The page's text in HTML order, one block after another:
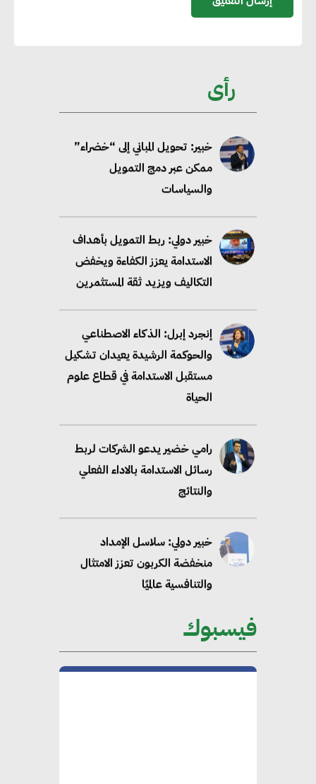
رأى2035
خبير: تحويل المباني إلى “خضراء”
ممكن عبر دمج التمويل
والسياسات
خبير دولي: ربط التمويل بأهداف
الاستدامة يعزز الكفاءة ويخفض
التكاليف ويزيد ثقة المستثمرين
إنجرد إبرل: الذكاء الاصطناعي
والحوكمة الرشيدة يعيدان تشكيل
مستقبل الاستدامة في قطاع علوم
الحياة
رامي خضير يدعو الشركات لربط
رسائل الاستدامة بالاداء الفعلي
والنتائج
خبير دولي: سلاسل الإمداد
منخفضة الكربون تعزز الامتثال
والتنافسية عالميًا
“وزيرة البيئة الدكتورة ياسمين
فؤاد”.. منصب رفيع يعكس المكانة
فيسبوك